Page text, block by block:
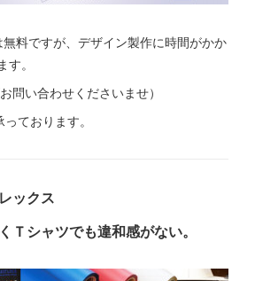
料ですが、デザイン製作に時間がかか
。
問い合わせくださいませ）
ております。
ックス
Ｔシャツでも違和感がない。